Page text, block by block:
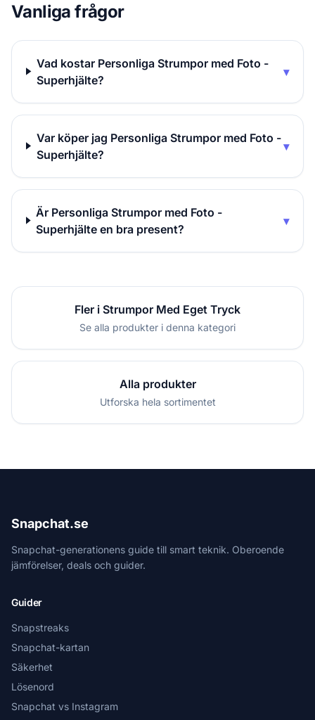
Vanliga frågor
Vad kostar Personliga Strumpor med Foto -
Superhjälte?
▾
Var köper jag Personliga Strumpor med Foto -
Superhjälte?
▾
Är Personliga Strumpor med Foto -
Superhjälte en bra present?
▾
Fler i Strumpor Med Eget Tryck
Se alla produkter i denna kategori
Alla produkter
Utforska hela sortimentet
Snapchat.se
Snapchat-generationens guide till smart teknik. Oberoende
jämförelser, deals och guider.
Guider
Snapstreaks
Snapchat-kartan
Säkerhet
Lösenord
Snapchat vs Instagram